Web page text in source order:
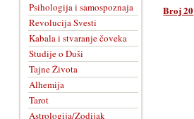
Broj 20
Psihologija i samospoznaja
Revolucija Svesti
Kabala i stvaranje čoveka
Studije o Duši
Tajne Života
Alhemija
Tarot
Astrologija/Zodijak